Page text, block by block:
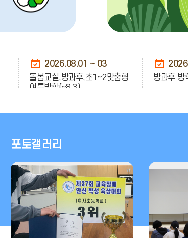
기
2026.08.01 ~ 03
돌봄교실,방과후,초1~2맞춤형
여름방학(~8.3)
방과후 방
포토갤러리